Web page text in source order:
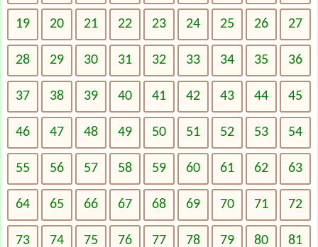
19 20 21 22 23 24 25 26 27
28 29 30 31 32 33 34 35 36
37 38 39 40 41 42 43 44 45
46 47 48 49 50 51 52 53 54
55 56 57 58 59 60 61 62 63
64 65 66 67 68 69 70 71 72
73 74 75 76 77 78 79 80 81